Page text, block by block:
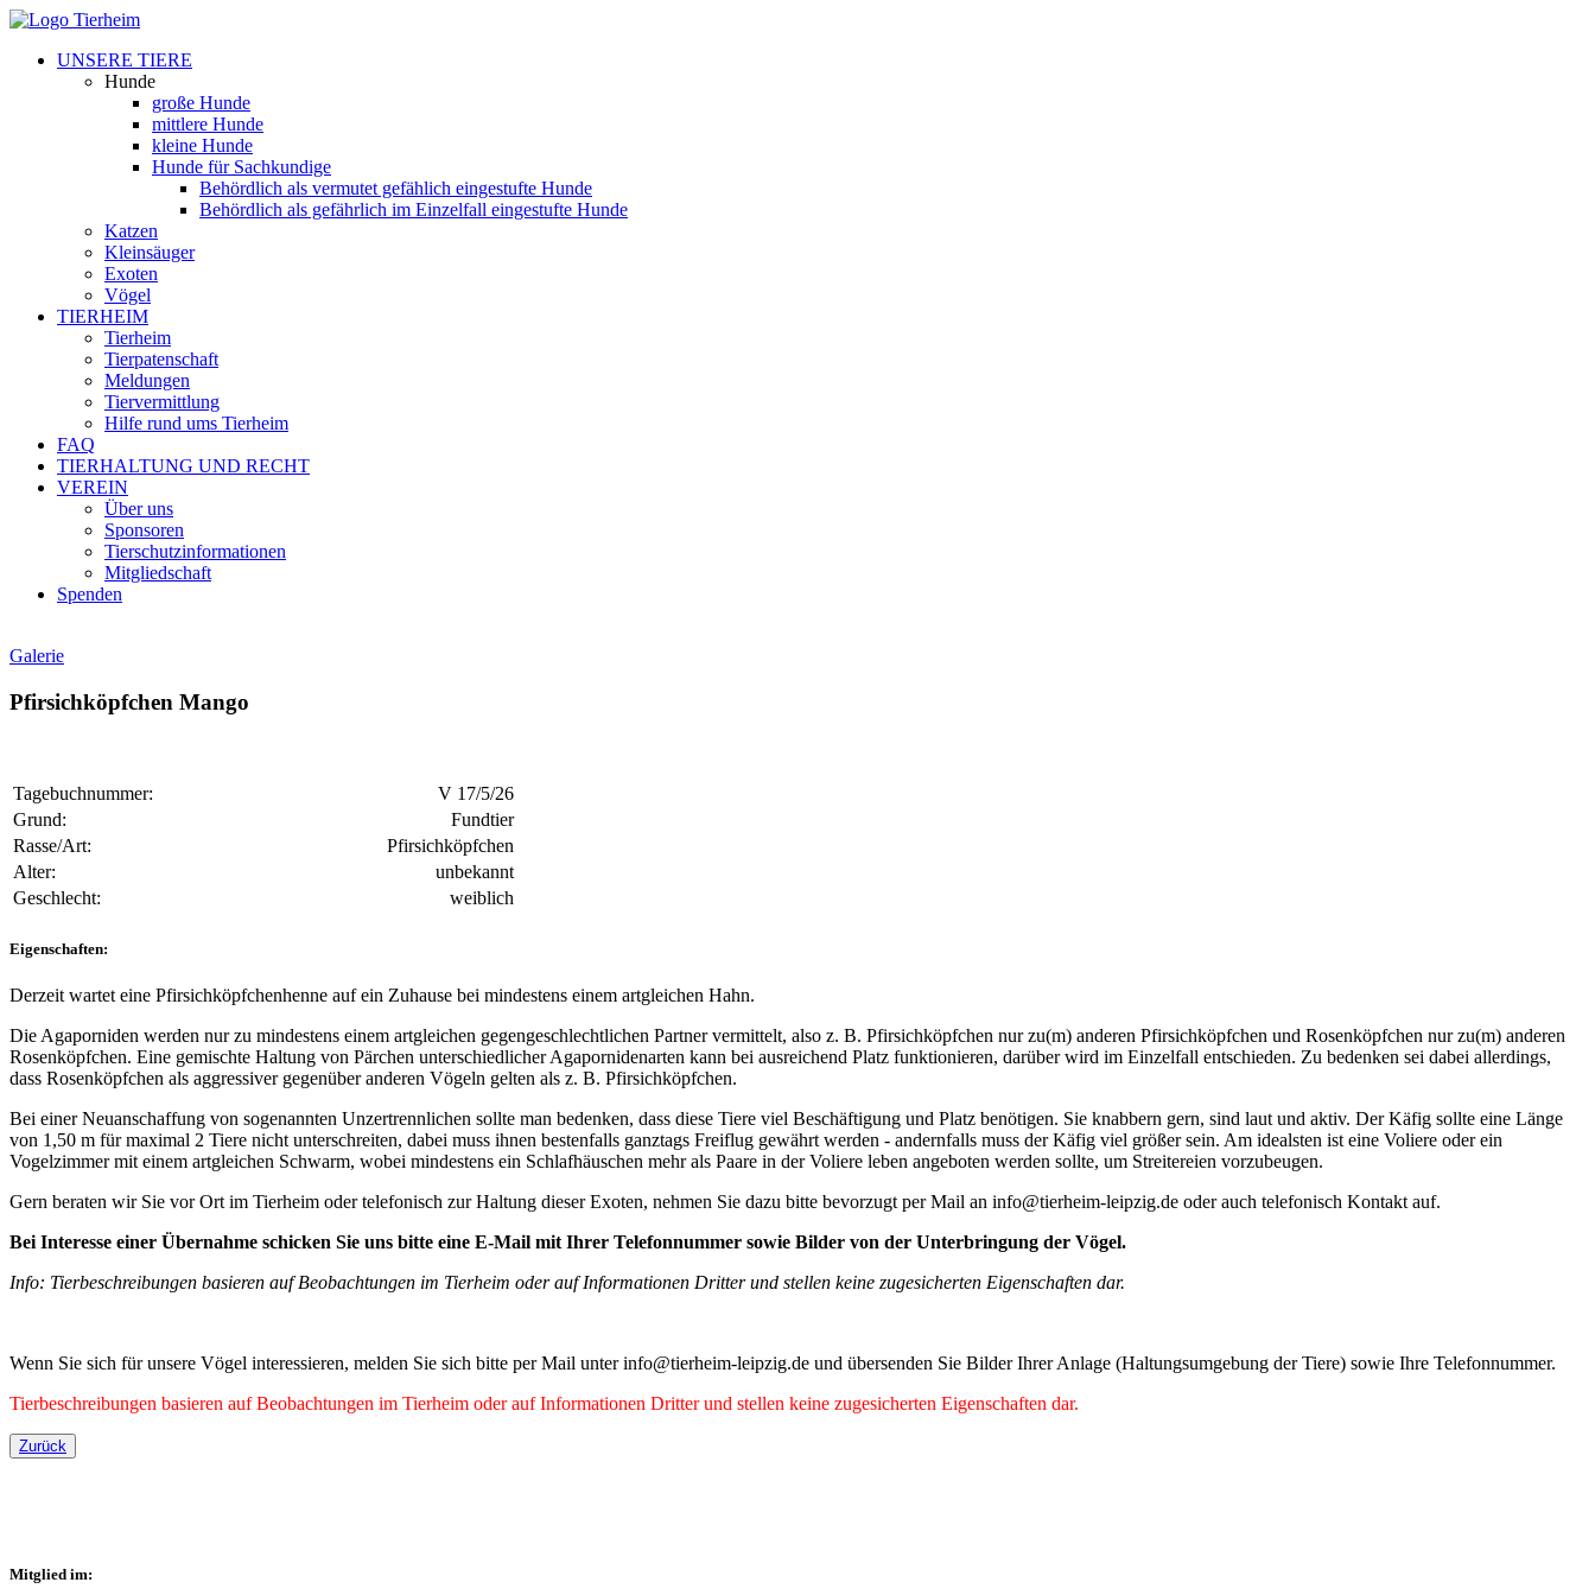
UNSERE TIERE
Hunde
große Hunde
mittlere Hunde
kleine Hunde
Hunde für Sachkundige
Behördlich als vermutet gefählich eingestufte Hunde
Behördlich als gefährlich im Einzelfall eingestufte Hunde
Katzen
Kleinsäuger
Exoten
Vögel
TIERHEIM
Tierheim
Tierpatenschaft
Meldungen
Tiervermittlung
Hilfe rund ums Tierheim
FAQ
TIERHALTUNG UND RECHT
VEREIN
Über uns
Sponsoren
Tierschutzinformationen
Mitgliedschaft
Spenden
Galerie
Pfirsichköpfchen Mango
Tagebuchnummer:
V 17/5/26
Grund:
Fundtier
Rasse/Art:
Pfirsichköpfchen
Alter:
unbekannt
Geschlecht:
weiblich
Eigenschaften:
Derzeit wartet eine Pfirsichköpfchenhenne auf ein Zuhause bei mindestens einem artgleichen Hahn.
Die Agaporniden werden nur zu mindestens einem artgleichen gegengeschlechtlichen Partner vermittelt, also z. B. Pfirsichköpfchen nur zu(m) anderen Pfirsichköpfchen und Rosenköpfchen nur zu(m) anderen
Rosenköpfchen. Eine gemischte Haltung von Pärchen unterschiedlicher Agapornidenarten kann bei ausreichend Platz funktionieren, darüber wird im Einzelfall entschieden. Zu bedenken sei dabei allerdings,
dass Rosenköpfchen als aggressiver gegenüber anderen Vögeln gelten als z. B. Pfirsichköpfchen.
Bei einer Neuanschaffung von sogenannten Unzertrennlichen sollte man bedenken, dass diese Tiere viel Beschäftigung und Platz benötigen. Sie knabbern gern, sind laut und aktiv. Der Käfig sollte eine Länge
von 1,50 m für maximal 2 Tiere nicht unterschreiten, dabei muss ihnen bestenfalls ganztags Freiflug gewährt werden - andernfalls muss der Käfig viel größer sein. Am idealsten ist eine Voliere oder ein
Vogelzimmer mit einem artgleichen Schwarm, wobei mindestens ein Schlafhäuschen mehr als Paare in der Voliere leben angeboten werden sollte, um Streitereien vorzubeugen.
Gern beraten wir Sie vor Ort im Tierheim oder telefonisch zur Haltung dieser Exoten, nehmen Sie dazu bitte bevorzugt per Mail an info@tierheim-leipzig.de oder auch telefonisch Kontakt auf.
Bei Interesse einer Übernahme schicken Sie uns bitte eine E-Mail mit Ihrer Telefonnummer sowie Bilder von der Unterbringung der Vögel.
Info: Tierbeschreibungen basieren auf Beobachtungen im Tierheim oder auf Informationen Dritter und stellen keine zugesicherten Eigenschaften dar.
Wenn Sie sich für unsere Vögel interessieren, melden Sie sich bitte per Mail unter info@tierheim-leipzig.de und übersenden Sie Bilder Ihrer Anlage (Haltungsumgebung der Tiere) sowie Ihre Telefonnummer.
Tierbeschreibungen basieren auf Beobachtungen im Tierheim oder auf Informationen Dritter und stellen keine zugesicherten Eigenschaften dar.
Zurück
Mitglied im: